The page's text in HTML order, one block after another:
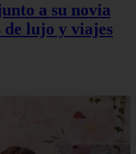
a su novia
de lujo y viajes